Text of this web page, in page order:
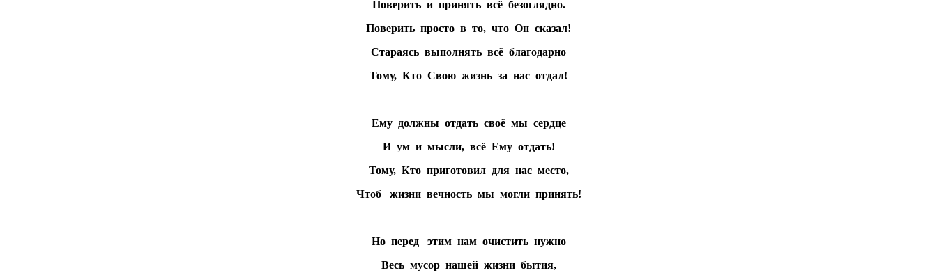
Поверить и принять всё безоглядно.
Поверить просто в то, что Он сказал!
Стараясь выполнять всё благодарно
Тому, Кто Свою жизнь за нас отдал!
Ему должны отдать своё мы сердце
И ум и мысли, всё Ему отдать!
Тому, Кто приготовил для нас место,
Чтоб жизни вечность мы могли принять!
Но перед этим нам очистить нужно
Весь мусор нашей жизни бытия,